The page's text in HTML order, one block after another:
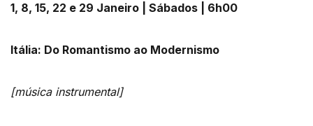
1, 8, 15, 22 e 29 Janeiro
| Sábados | 6h00
Itália: Do Romantismo ao Modernismo
[música instrumental]